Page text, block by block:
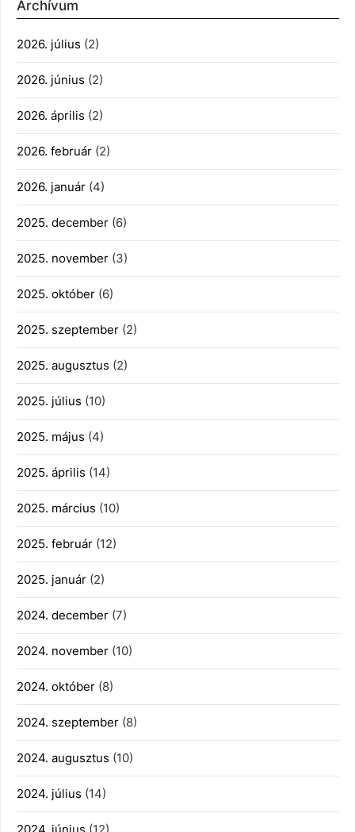
Archívum
2026. július (2)
2026. június (2)
2026. április (2)
2026. február (2)
2026. január (4)
2025. december (6)
2025. november (3)
2025. október (6)
2025. szeptember (2)
2025. augusztus (2)
2025. július (10)
2025. május (4)
2025. április (14)
2025. március (10)
2025. február (12)
2025. január (2)
2024. december (7)
2024. november (10)
2024. október (8)
2024. szeptember (8)
2024. augusztus (10)
2024. július (14)